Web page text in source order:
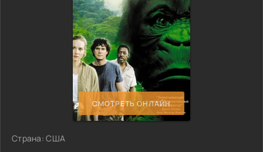
СМОТРЕТЬ ОНЛАЙН
Страна: США